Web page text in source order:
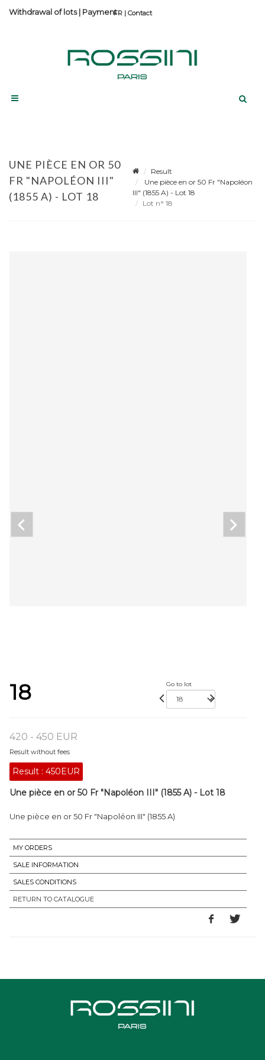
Contact
Withdrawal of lots| Payment
UNE PIÈCE EN OR 50
FR "NAPOLÉON III"
(1855 A) - LOT 18
Result
Une pièce en or 50 Fr "Napoléon
III" (1855 A) - Lot 18
Lot n° 18
18 Go to lot
420 - 450 EUR
Result without fees
Result : 450EUR
Une pièce en or 50 Fr "Napoléon III" (1855 A) - Lot 18
Une pièce en or 50 Fr "Napoléon III" (1855 A)
MY ORDERS
SALE INFORMATION
SALES CONDITIONS
RETURN TO CATALOGUE